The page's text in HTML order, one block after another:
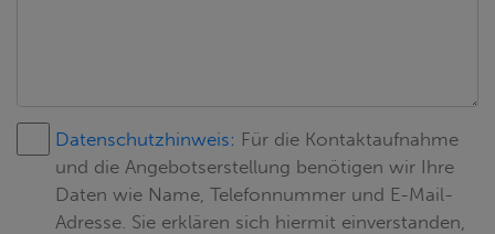
Datenschutzhinweis: Für die Kontaktaufnahme
und die Angebotserstellung benötigen wir Ihre
Daten wie Name, Telefonnummer und E-Mail-
Adresse. Sie erklären sich hiermit einverstanden,